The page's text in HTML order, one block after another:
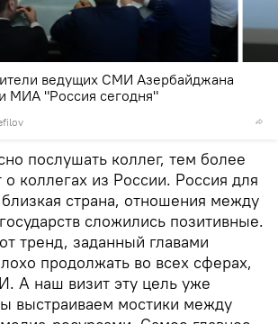
ведущих СМИ Азербайджана
МИА "Россия сегодня"
послушать коллег, тем более
о коллегах из России. Россия для
близкая страна, отношения между
сложились позитивные.
тренд, заданный главами
продолжать во всех сферах,
А наш визит эту цель уже
выстраиваем мостики между